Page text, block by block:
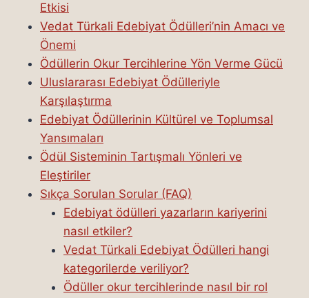
Etkisi
Vedat Türkali Edebiyat Ödülleri’nin Amacı ve
Önemi
Ödüllerin Okur Tercihlerine Yön Verme Gücü
Uluslararası Edebiyat Ödülleriyle
Karşılaştırma
Edebiyat Ödüllerinin Kültürel ve Toplumsal
Yansımaları
Ödül Sisteminin Tartışmalı Yönleri ve
Eleştiriler
Sıkça Sorulan Sorular (FAQ)
Edebiyat ödülleri yazarların kariyerini
nasıl etkiler?
Vedat Türkali Edebiyat Ödülleri hangi
kategorilerde veriliyor?
Ödüller okur tercihlerinde nasıl bir rol